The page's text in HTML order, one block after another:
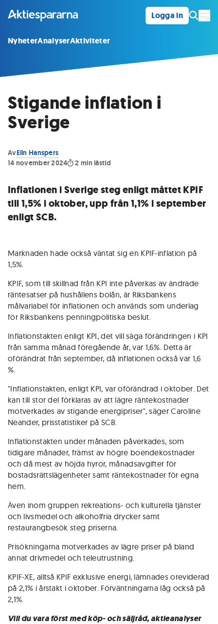
Logga in
NyheterAnalyserAktiviteter
Stigande inflation i
Sverige
AvElin Hanspers
14 november 2024
2 min lästid
Inflationen i Sverige steg enligt måttet KPIF
till 1,5% i oktober, upp från 1,1% i september
enligt SCB.
Marknaden hade också väntat sig en KPIF-inflation på
1,5%.
KPIF, som till skillnad från KPI inte påverkas av ändrade
räntesatser på hushållens bolån, är Riksbankens
målvariabel för inflationen och används som underlag
för Riksbankens penningpolitiska beslut.
Inflationstakten enligt KPI, det vill säga förändringen i KPI
från samma månad föregående år, var 1,6%. Detta är
oförändrat från september, då inflationen också var 1,6
%.
"Inflationstakten, enligt KPI, var oförändrad i oktober. Det
kan till stor del förklaras av att lägre räntekostnader
motverkades av stigande energipriser", säger Caroline
Neander, prisstatistiker på SCB.
Inflationstakten under månaden påverkades, som
tidigare månader, främst av högre boendekostnader
och då mest av höjda hyror, månadsavgifter för
bostadsrättslägenheter samt räntekostnader för egna
hem.
Även inom gruppen rekreations- och kulturella tjänster
och livsmedel och alkoholfria drycker samt
restaurangbesök steg priserna.
Prisökningarna motverkades av lägre priser på bland
annat drivmedel och teleutrustning.
KPIF-XE, alltså KPIF exklusive energi, lämnades oreviderad
på 2,1% i årstakt i oktober. Förväntningarna låg också på
2,1%.
Vill du vara först med köp- och säljråd, aktieanalyser